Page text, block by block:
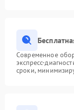
Современное
экспресс-
сроки,